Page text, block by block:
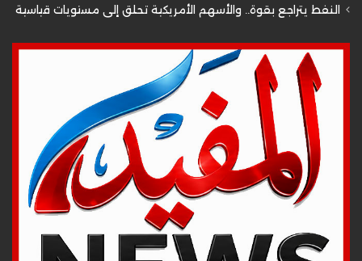
النفط يتراجع بقوة.. والأسهم الأمريكية تحلق إلى مستويات قياسية